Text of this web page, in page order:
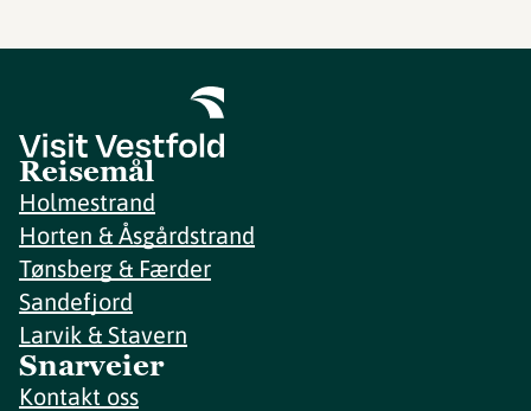
Reisemål
Holmestrand
Horten & Åsgårdstrand
Tønsberg & Færder
Sandefjord
Larvik & Stavern
Snarveier
Kontakt oss